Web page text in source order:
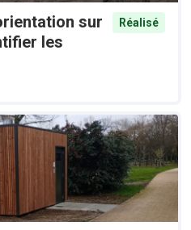
sur
les
Réalisé